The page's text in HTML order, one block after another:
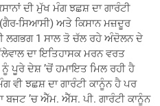
ਦੀ ਮੁੱਖ ਮੰਗ ਝਛਸ਼ ਦਾ ਗਾਰੰਟੀ
ਸਿਆਸੀ) ਅਤੇ ਕਿਸਾਨ ਮਜ਼ਦੂਰ
ਲਗਭਗ 1 ਸਾਲ ਤੋ ਚੱਲ ਰਹੇ ਅੰਦੋਲਨ ਦੇ
ਦਾ ਇਤਿਹਾਸਕ ਮਰਨ ਵਰਤ
ਨੂੰ ਪੂਰੇ ਦੇਸ਼ ’ਚੋਂ ਹਮਾਇਤ ਮਿਲ ਰਹੀ ਹੈ
ਝਛਸ਼ ਦਾ ਗਾਰੰਟੀ ਕਾਨੂੰਨ ਹੈ ਪਰ
ਬਜਟ ’ਚ ਐੱਮ. ਐੱਸ. ਪੀ. ਗਾਰੰਟੀ ਕਾਨੂੰਨ